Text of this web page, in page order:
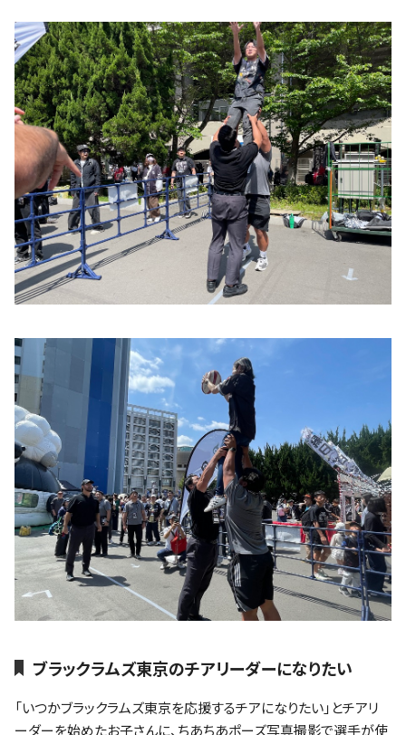
ブラックラムズ東京のチアリーダーになりたい
「いつかブラックラムズ東京を応援するチアになりたい」とチアリ
ーダーを始めたお子さんに、ちあちあポーズ写真撮影で選手が使